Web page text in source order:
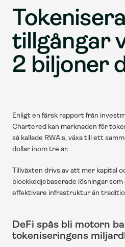
tillgångar
2 biljoner
Enligt en färsk rapport från
Chartered kan marknaden för
så kallade RWA:s, växa till ett
dollar inom tre år.
Tillväxten drivs av att mer kapital
blockkedjebaserade lösningar
effektivare infrastruktur än
DeFi spås bli motorn
tokeniseringens